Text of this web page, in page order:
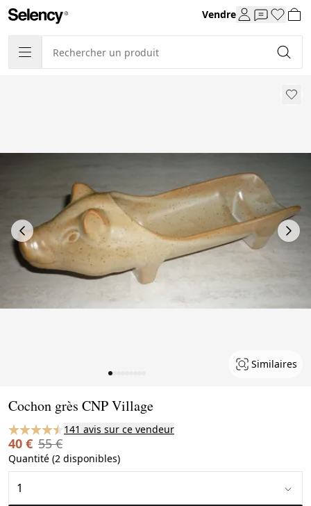
Vendre
Similaires
Cochon grès CNP Village
141 avis sur ce vendeur
40 € 55 €
Quantité (2 disponibles)